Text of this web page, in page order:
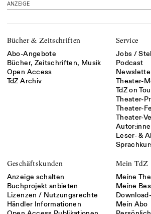
ANZEIGE
Bücher & Zeitschriften
Abo-Angebote
Bücher, Zeitschriften, Musik
Open Access
TdZ Archiv
Service
Jobs /
Podcast
Theater-
TdZ on
Theater-
Theater-
Theater-
Leser- &
Geschäftskunden
Anzeige schalten
Buchprojekt anbieten
Lizenzen / Nutzungsrechte
Händler Informationen
Mein TdZ
Meine
Meine
Mein Abo